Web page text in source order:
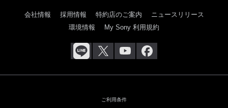
会社情報 採用情報 特約店のご案内
ニュースリリース
環境情報
My Sony 利用規約
ご利用条件